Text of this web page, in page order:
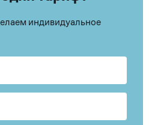
индивидуальное